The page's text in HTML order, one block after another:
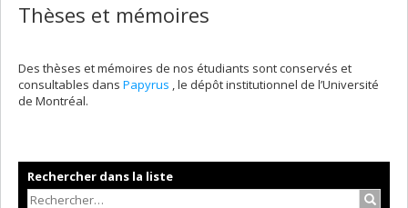
Thèses et mémoires
Des thèses et mémoires de nos étudiants sont conservés et
consultables dans Papyrus , le dépôt institutionnel de l’Université
de Montréal.
Rechercher dans la liste